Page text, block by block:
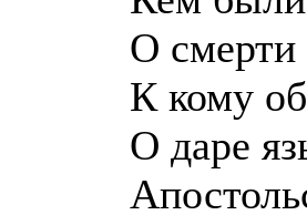
О смерти
К кому
О даре